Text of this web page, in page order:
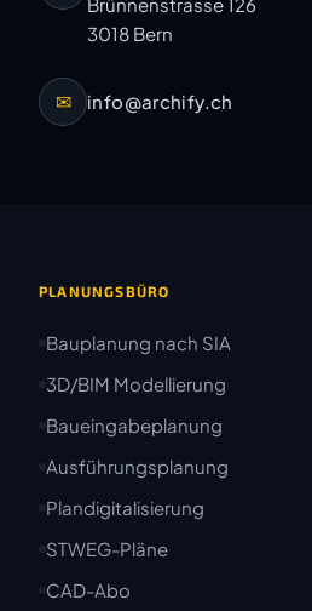
Brünnenstrasse 126
3018 Bern
✉ info@archify.ch
PLANUNGSBÜRO
Bauplanung nach SIA
3D/BIM Modellierung
Baueingabeplanung
Ausführungsplanung
Plandigitalisierung
STWEG-Pläne
CAD-Abo